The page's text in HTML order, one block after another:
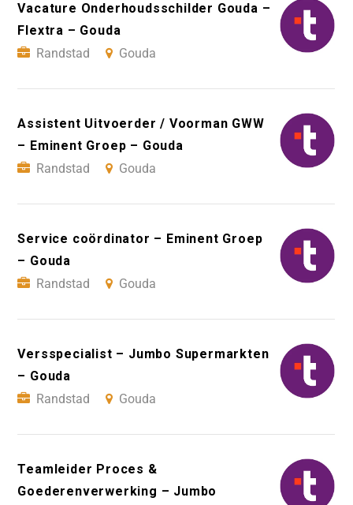
Vacature Onderhoudsschilder Gouda –
Flextra – Gouda
Randstad
Gouda
Assistent Uitvoerder / Voorman GWW
– Eminent Groep – Gouda
Randstad
Gouda
Service coördinator – Eminent Groep
– Gouda
Randstad
Gouda
Versspecialist – Jumbo Supermarkten
– Gouda
Randstad
Gouda
Teamleider Proces &
Goederenverwerking – Jumbo